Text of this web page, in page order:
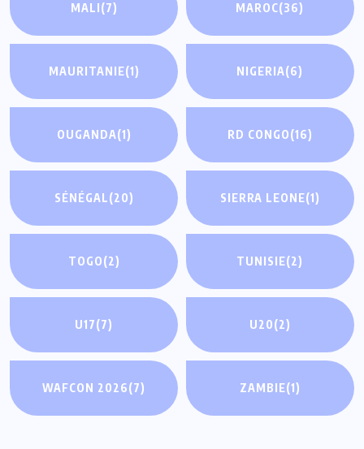
MALI(7) MAROC(36)
MAURITANIE(1) NIGERIA(6)
OUGANDA(1) RD CONGO(16)
SÉNÉGAL(20) SIERRA LEONE(1)
TOGO(2) TUNISIE(2)
U17(7) U20(2)
WAFCON 2026(7) ZAMBIE(1)